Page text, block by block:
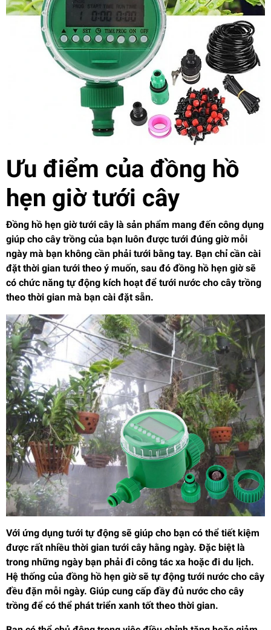
Ưu điểm của đồng hồ
hẹn giờ tưới cây
Đồng hồ hẹn giờ tưới cây là sản phẩm mang đến công dụng
giúp cho cây trồng của bạn luôn được tưới đúng giờ mỗi
ngày mà bạn không cần phải tưới bằng tay. Bạn chỉ cần cài
đặt thời gian tưới theo ý muốn, sau đó đồng hồ hẹn giờ sẽ
có chức năng tự động kích hoạt để tưới nước cho cây trồng
theo thời gian mà bạn cài đặt sẵn.
Với ứng dụng tưới tự động sẽ giúp cho bạn có thể tiết kiệm
được rất nhiều thời gian tưới cây hằng ngày. Đặc biệt là
trong những ngày bạn phải đi công tác xa hoặc đi du lịch.
Hệ thống của đồng hồ hẹn giờ sẽ tự động tưới nước cho cây
đều đặn mỗi ngày. Giúp cung cấp đầy đủ nước cho cây
trồng để có thể phát triển xanh tốt theo thời gian.